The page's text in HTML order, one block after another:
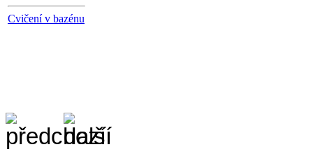
Cvičení v bazénu